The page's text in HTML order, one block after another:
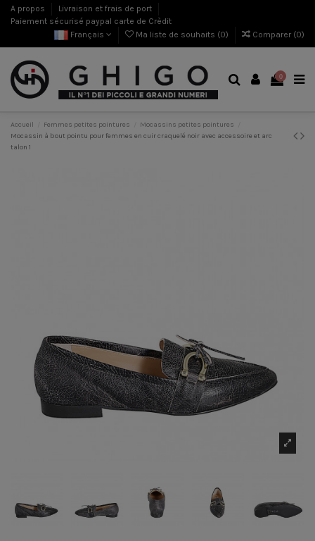
A propos
Livraison et frais de port
Paiement sécurisé paypal carte de Crèdit
Français
Ma liste de souhaits (0) Comparer (0)
0
Accueil Femmes petites pointures
Mocassins petites pointures
Mocassin à bout pointu pour femmes en cuir craquelé noir avec accessoire et arc
talon 1